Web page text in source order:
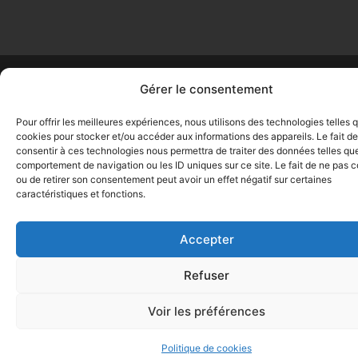
Gérer le consentement
Pour offrir les meilleures expériences, nous utilisons des technologies telles
cookies pour stocker et/ou accéder aux informations des appareils. Le fait de
consentir à ces technologies nous permettra de traiter des données telles
comportement de navigation ou les ID uniques sur ce site. Le fait de ne pas
ou de retirer son consentement peut avoir un effet négatif sur certaines
caractéristiques et fonctions.
Accepter
Refuser
Voir les préférences
Politique de cookies
Copyright © 2026 CLEFOR – Serrures & Clés – Montpellier 34 –